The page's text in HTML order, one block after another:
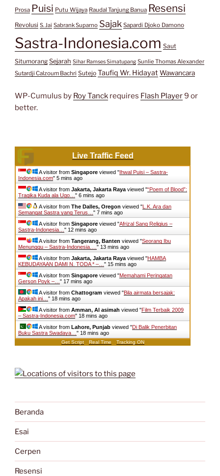
Prosa Puisi Putu Wijaya Raudal Tanjung Banua Resensi
Revolusi S. Jai Sabrank Suparno Sajak Sapardi Djoko Damono
Sastra-Indonesia.com Saut
Situmorang Sejarah Sihar Ramses Simatupang Sunlie Thomas Alexander
Sutardji Calzoum Bachri Sutejo Taufiq Wr. Hidayat Wawancara
WP-Cumulus by Roy Tanck requires Flash Player9 or
better.
Live Traffic Feed
A visitor from Singapore viewed " Ihwal Puisi – Sastra-
Indonesia.com" 5 mins ago
A visitor from Jakarta, Jakarta Raya viewed "“Poem of Blood”:
Tragika Kuda ala Ugo… " 6 mins ago
A visitor from The Dalles, Oregon viewed " L.K. Ara dan
Semangat Sastra yang Terus… " 7 mins ago
A visitor from Singapore viewed "Afrizal Sang Religius –
Sastra-Indonesia… " 12 mins ago
A visitor from Tangerang, Banten viewed "Seorang Ibu
Menunggu – Sastra-Indonesia.… " 13 mins ago
A visitor from Jakarta, Jakarta Raya viewed "HAMBA
KEBUDAYAAN DAMI N. TODA * –… " 15 mins ago
A visitor from Singapore viewed "Memahami Peringatan
Gerson Poyk –… " 17 mins ago
A visitor from Chattogram viewed "Bila airmata bersajak:
Apakah ini… " 18 mins ago
A visitor from Amman, Al asimah viewed "Film Terbaik 2009
– Sastra-Indonesia.com" 18 mins ago
A visitor from Lahore, Punjab viewed "Di Balik Penerbitan
Buku Sastra Swadaya… " 18 mins ago
Get Script Real Time Tracking ON
Beranda
Esai
Cerpen
Resensi